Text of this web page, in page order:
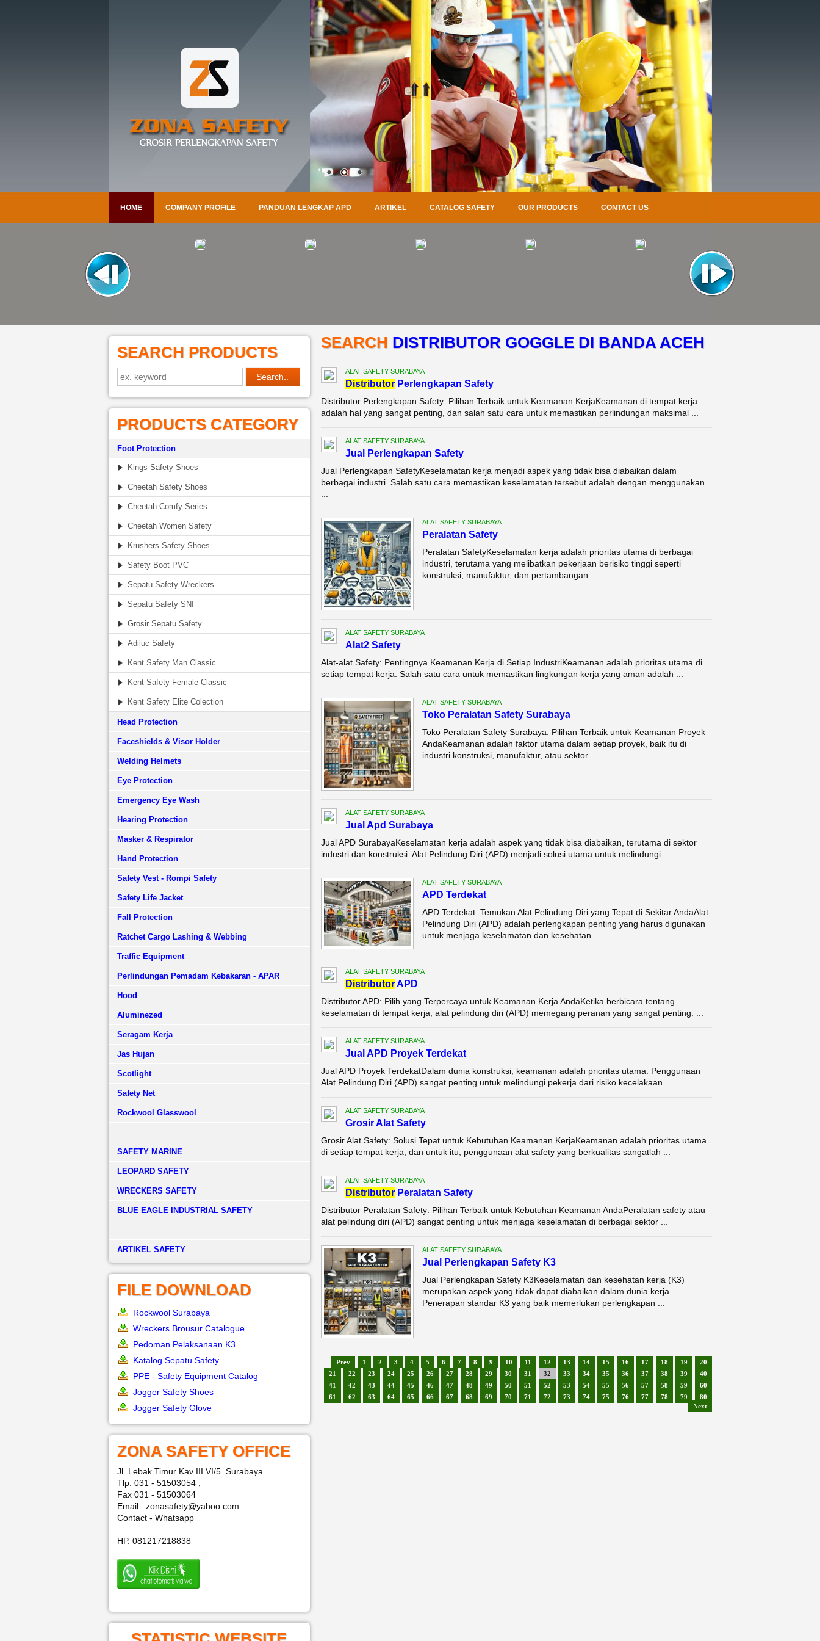
HOME COMPANY PROFILE PANDUAN LENGKAP APD ARTIKEL CATALOG SAFETY OUR PRODUCTS CONTACT US
SEARCH PRODUCTS
PRODUCTS CATEGORY
Foot Protection
Kings Safety Shoes
Cheetah Safety Shoes
Cheetah Comfy Series
Cheetah Women Safety
Krushers Safety Shoes
Safety Boot PVC
Sepatu Safety Wreckers
Sepatu Safety SNI
Grosir Sepatu Safety
Adiluc Safety
Kent Safety Man Classic
Kent Safety Female Classic
Kent Safety Elite Colection
Head Protection
Faceshields & Visor Holder
Welding Helmets
Eye Protection
Emergency Eye Wash
Hearing Protection
Masker & Respirator
Hand Protection
Safety Vest - Rompi Safety
Safety Life Jacket
Fall Protection
Ratchet Cargo Lashing & Webbing
Traffic Equipment
Perlindungan Pemadam Kebakaran - APAR
Hood
Aluminezed
Seragam Kerja
Jas Hujan
Scotlight
Safety Net
Rockwool Glasswool
SAFETY MARINE
LEOPARD SAFETY
WRECKERS SAFETY
BLUE EAGLE INDUSTRIAL SAFETY
­ARTIKEL SAFETY
FILE DOWNLOAD
Rockwool Surabaya
Wreckers Brousur Catalogue
Pedoman Pelaksanaan K3
Katalog Sepatu Safety
PPE - Safety Equipment Catalog
Jogger Safety Shoes
Jogger Safety Glove
ZONA SAFETY OFFICE
Jl. Lebak Timur Kav III VI/5 Surabaya
Tlp. 031 - 51503054 ,
Fax 031 - 51503064
Email : zonasafety@yahoo.com
Contact - Whatsapp
HP. 081217218838
SEARCH DISTRIBUTOR GOGGLE DI BANDA ACEH
ALAT SAFETY SURABAYA
DistributorPerlengkapan Safety
Distributor Perlengkapan Safety: Pilihan Terbaik untuk Keamanan KerjaKeamanan di tempat kerja
adalah hal yang sangat penting, dan salah satu cara untuk memastikan perlindungan maksimal ...
ALAT SAFETY SURABAYA
Jual Perlengkapan Safety
Jual Perlengkapan SafetyKeselamatan kerja menjadi aspek yang tidak bisa diabaikan dalam
berbagai industri. Salah satu cara memastikan keselamatan tersebut adalah dengan menggunakan
ALAT SAFETY SURABAYA
Peralatan Safety
Peralatan SafetyKeselamatan kerja adalah prioritas utama di berbagai
industri, terutama yang melibatkan pekerjaan berisiko tinggi seperti
konstruksi, manufaktur, dan pertambangan. ...
ALAT SAFETY SURABAYA
Alat2 Safety
Alat-alat Safety: Pentingnya Keamanan Kerja di Setiap IndustriKeamanan adalah prioritas utama di
setiap tempat kerja. Salah satu cara untuk memastikan lingkungan kerja yang aman adalah ...
ALAT SAFETY SURABAYA
Toko Peralatan Safety Surabaya
Toko Peralatan Safety Surabaya: Pilihan Terbaik untuk Keamanan Proyek
AndaKeamanan adalah faktor utama dalam setiap proyek, baik itu di
industri konstruksi, manufaktur, atau sektor ...
ALAT SAFETY SURABAYA
Jual Apd Surabaya
Jual APD SurabayaKeselamatan kerja adalah aspek yang tidak bisa diabaikan, terutama di sektor
industri dan konstruksi. Alat Pelindung Diri (APD) menjadi solusi utama untuk melindungi ...
ALAT SAFETY SURABAYA
APD Terdekat
APD Terdekat: Temukan Alat Pelindung Diri yang Tepat di Sekitar AndaAlat
Pelindung Diri (APD) adalah perlengkapan penting yang harus digunakan
untuk menjaga keselamatan dan kesehatan ...
ALAT SAFETY SURABAYA
DistributorAPD
Distributor APD: Pilih yang Terpercaya untuk Keamanan Kerja AndaKetika berbicara tentang
keselamatan di tempat kerja, alat pelindung diri (APD) memegang peranan yang sangat penting. ...
ALAT SAFETY SURABAYA
Jual APD Proyek Terdekat
Jual APD Proyek TerdekatDalam dunia konstruksi, keamanan adalah prioritas utama. Penggunaan
Alat Pelindung Diri (APD) sangat penting untuk melindungi pekerja dari risiko kecelakaan ...
ALAT SAFETY SURABAYA
Grosir Alat Safety
Grosir Alat Safety: Solusi Tepat untuk Kebutuhan Keamanan KerjaKeamanan adalah prioritas utama
di setiap tempat kerja, dan untuk itu, penggunaan alat safety yang berkualitas sangatlah ...
ALAT SAFETY SURABAYA
DistributorPeralatan Safety
Distributor Peralatan Safety: Pilihan Terbaik untuk Kebutuhan Keamanan AndaPeralatan safety atau
alat pelindung diri (APD) sangat penting untuk menjaga keselamatan di berbagai sektor ...
ALAT SAFETY SURABAYA
Jual Perlengkapan Safety K3
Jual Perlengkapan Safety K3Keselamatan dan kesehatan kerja (K3)
merupakan aspek yang tidak dapat diabaikan dalam dunia kerja.
Penerapan standar K3 yang baik memerlukan perlengkapan ...
Prev 1 2 3 4 5 6 7 8 9 10 11 12 13 14 15 16 17 18 19
20
21
22 23 24 25 26 27 28 29 30 31 32 33 34 35 36 37 38 39
40
41
42 43 44 45 46 47 48 49 50 51 52 53 54 55 56 57 58 59
60
61
62 63 64 65 66 67 68 69 70 71 72 73 74 75 76 77 78 79
80
Next